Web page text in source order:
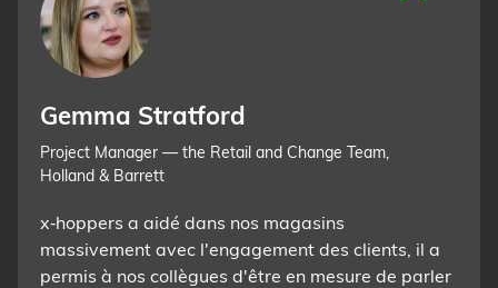
Gemma Stratford
Project Manager — the Retail and Change Team,
Holland & Barrett
x‑hoppers a aidé dans nos magasins
massivement avec l'engagement des clients, il a
permis à nos collègues d'être en mesure de parler